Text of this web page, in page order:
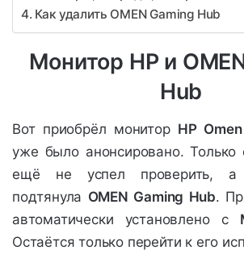
Как удалить OMEN Gaming Hub
Монитор HP и
Hub
Вот приобрёл монитор HP
уже было анонсировано. Только
ещё не успел проверить, а
подтянула OMEN Gaming Hub.
автоматически установлено с
Остаётся только перейти к его